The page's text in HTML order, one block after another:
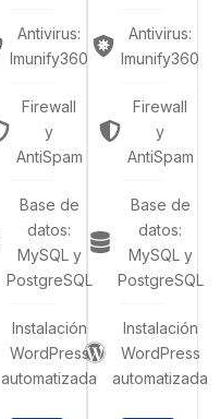
Antivirus:
Imunify360
Firewall
y
AntiSpam
Base de
datos:
MySQL y
PostgreSQL
Instalación
WordPress
automatizada
Antivirus:
Imunify360
Firewall
y
AntiSpam
Base de
datos:
MySQL y
PostgreSQL
Instalación
WordPress
automatizada